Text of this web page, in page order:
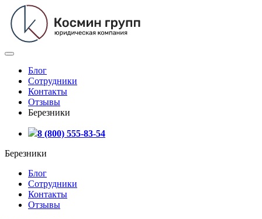
Блог
Сотрудники
Контакты
Отзывы
Березники
8 (800) 555-83-54
Березники
Блог
Сотрудники
Контакты
Отзывы